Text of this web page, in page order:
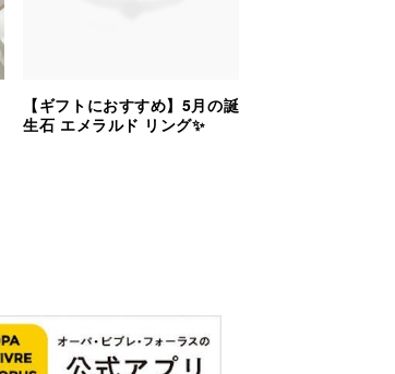
【ギフトにおすすめ】5月の誕
生石 エメラルド リング✨